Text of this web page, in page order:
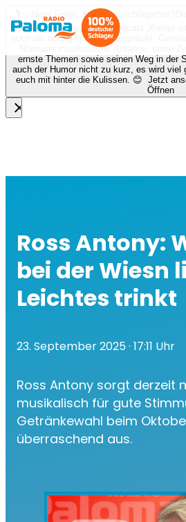
🎙️✨ Neue Folge „Keiner ist schlagerfrei“!
bei Nora zu Gast beim Podcast „Keiner
euch ein richtig schönes Gespräch!
Normans musikalische Anfänge, seine
ernste Themen sowie seinen Weg in der
auch der Humor nicht zu kurz, es wird viel
euch mit hinter die Kulissen. 😊 Jetzt
Öffnen
close
Ross Antony:
bei der Wiesn
Leichtes trinkt
23. September 2025· 17:11 Uhr
Ross Antony sorgt derzeit
musikalisch für gute
Getränkewahl beim
überraschend aus.